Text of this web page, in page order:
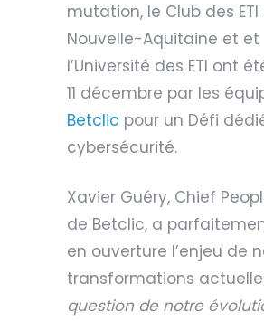
mutation, le Club des ETI
Nouvelle-Aquitaine et et
l’Université des ETI ont
11 décembre par les
Betclic pour un Défi
cybersécurité.
Xavier Guéry, Chief
de Betclic, a
en ouverture l’enjeu de
transformations
question de notre